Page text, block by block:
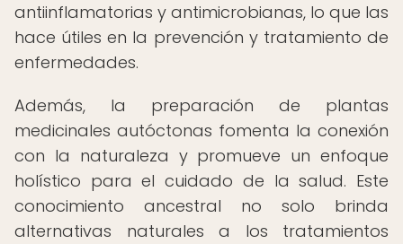
antiinflamatorias y antimicrobianas, lo que las
hace útiles en la prevención y tratamiento de
enfermedades.
Además, la preparación de plantas
medicinales autóctonas fomenta la conexión
con la naturaleza y promueve un enfoque
holístico para el cuidado de la salud. Este
conocimiento ancestral no solo brinda
alternativas naturales a los tratamientos